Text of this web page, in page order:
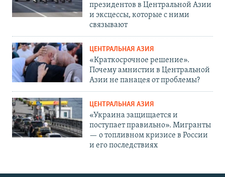
президентов в Центральной Азии
и эксцессы, которые с ними
связывают
ЦЕНТРАЛЬНАЯ АЗИЯ
«Краткосрочное решение».
Почему амнистии в Центральной
Азии не панацея от проблемы?
ЦЕНТРАЛЬНАЯ АЗИЯ
«Украина защищается и
поступает правильно». Мигранты
— о топливном кризисе в России
и его последствиях